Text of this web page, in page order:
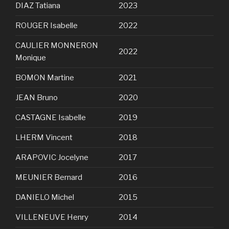
DIAZ Tatiana 2023
ROUGER Isabelle 2022
CAULIER MONNERON
Monique
2022
BOMON Martine 2021
JEAN Bruno 2020
CASTAGNE Isabelle 2019
LHERM Vincent 2018
ARAPOVIC Jocelyne 2017
MEUNIER Bernard 2016
DANIELO Michel 2015
VILLENEUVE Henry 2014